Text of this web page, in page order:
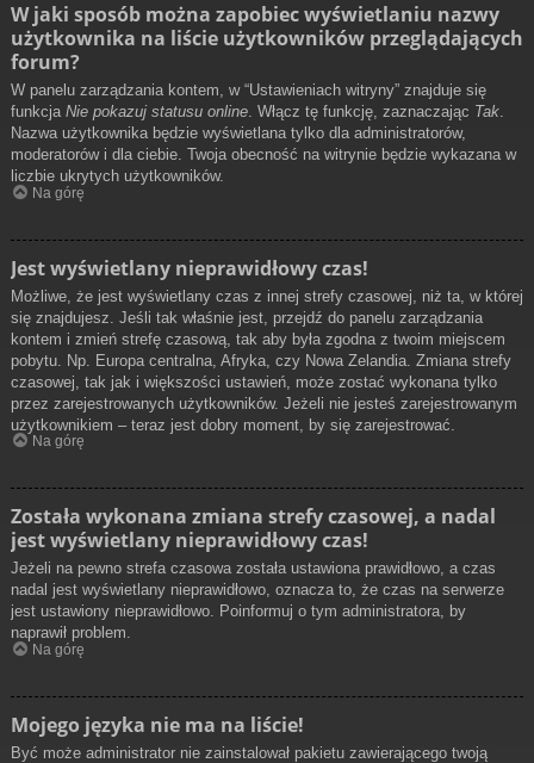
W jaki sposób można zapobiec wyświetlaniu nazwy
użytkownika na liście użytkowników przeglądających
forum?
W panelu zarządzania kontem, w “Ustawieniach witryny” znajduje się
funkcja Nie pokazuj statusu online. Włącz tę funkcję, zaznaczając Tak.
Nazwa użytkownika będzie wyświetlana tylko dla administratorów,
moderatorów i dla ciebie. Twoja obecność na witrynie będzie wykazana w
liczbie ukrytych użytkowników.
Na górę
Jest wyświetlany nieprawidłowy czas!
Możliwe, że jest wyświetlany czas z innej strefy czasowej, niż ta, w której
się znajdujesz. Jeśli tak właśnie jest, przejdź do panelu zarządzania
kontem i zmień strefę czasową, tak aby była zgodna z twoim miejscem
pobytu. Np. Europa centralna, Afryka, czy Nowa Zelandia. Zmiana strefy
czasowej, tak jak i większości ustawień, może zostać wykonana tylko
przez zarejestrowanych użytkowników. Jeżeli nie jesteś zarejestrowanym
użytkownikiem – teraz jest dobry moment, by się zarejestrować.
Na górę
Została wykonana zmiana strefy czasowej, a nadal
jest wyświetlany nieprawidłowy czas!
Jeżeli na pewno strefa czasowa została ustawiona prawidłowo, a czas
nadal jest wyświetlany nieprawidłowo, oznacza to, że czas na serwerze
jest ustawiony nieprawidłowo. Poinformuj o tym administratora, by
naprawił problem.
Na górę
Mojego języka nie ma na liście!
Być może administrator nie zainstalował pakietu zawierającego twoją